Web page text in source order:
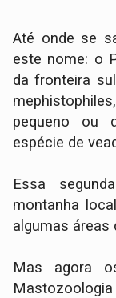
Até onde se
este nome: o
da fronteira
pequeno ou
espécie de
Essa
montanha
algumas áreas
Mas agora